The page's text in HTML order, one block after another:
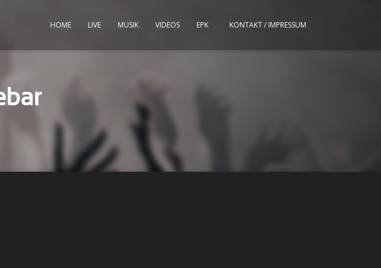
HOME LIVE MUSIK VIDEOS EPK KONTAKT / IMPRESSUM